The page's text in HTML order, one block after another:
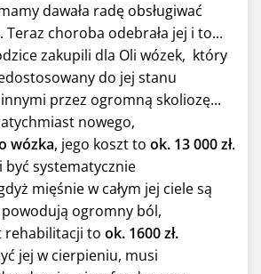
dawała radę obsługiwać
choroba odebrała jej i to...
zakupili dla Oli wózek, który
do jej stanu
przez ogromną skoliozę...
nowego,
wózka, jego koszt to ok. 13 000 zł.
systematycznie
mięśnie w całym jej ciele są
ogromny ból,
rehabilitacji to ok. 1600 zł.
jej w cierpieniu, musi